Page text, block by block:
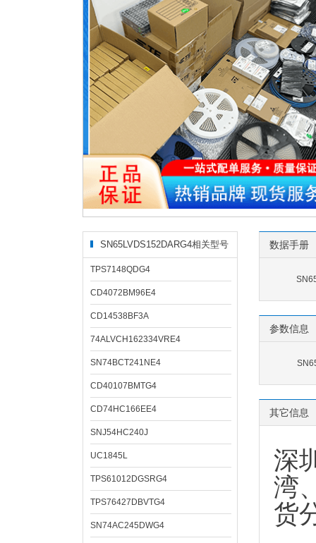
SN65LVDS152DARG4相关型号
TPS7148QDG4
CD4072BM96E4
CD14538BF3A
74ALVCH162334VRE4
SN74BCT241NE4
CD40107BMTG4
CD74HC166EE4
SNJ54HC240J
UC1845L
TPS61012DGSRG4
TPS76427DBVTG4
SN74AC245DWG4
数据手册
参数信息
其它信息
深
湾
货